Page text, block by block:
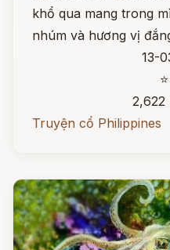
khổ qua mang trong
nhúm và hương vị
13-
2,622
Truyện cổ Philippines